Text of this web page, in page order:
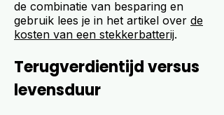
de combinatie van besparing en
gebruik lees je in het artikel over de
kosten van een stekkerbatterij.
Terugverdientijd versus
levensduur